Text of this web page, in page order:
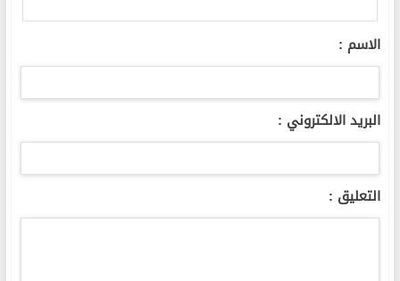
الاسم :
البريد الالكتروني :
التعليق :